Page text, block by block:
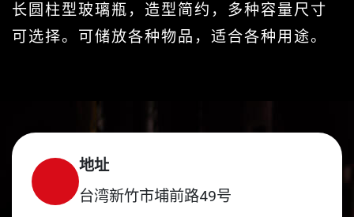
长圆柱型玻璃瓶，造型简约，多种容量尺寸
可选择。可储放各种物品，适合各种用途。
地址
台湾新竹市埔前路49号